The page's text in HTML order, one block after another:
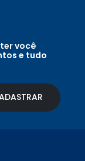
você
e tudo